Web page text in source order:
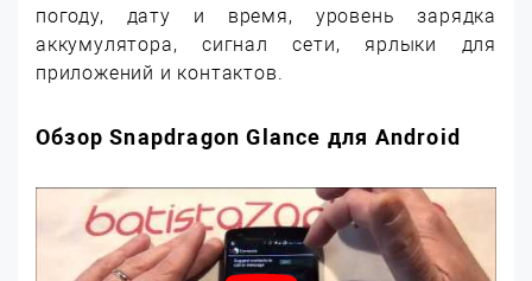
погоду, дату и время, уровень зарядка
аккумулятора, сигнал сети, ярлыки для
приложений и контактов.
Обзор Snapdragon Glance для Android